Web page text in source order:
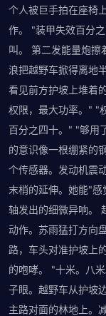
个人被巨手拍在座椅
作。 "装甲失效百分
叫。 第二发能量炮擦
浪把越野车掀得离地
看见前方护坡上堆着
权限，最大功率。" "
百分之四十。" "够用
的意识像一根绷紧的
个传感器。发动机震
末梢的延伸。她能"
轴发出的细微异响。
动作。苏雨猛打方向
路，车头对准护坡上
的咆哮。 "十米。八
子眼。越野车从护坡
主路对面的林地上。